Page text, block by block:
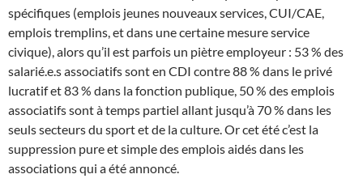
spécifiques (emplois jeunes nouveaux services, CUI/CAE,
emplois tremplins, et dans une certaine mesure service
civique), alors qu’il est parfois un piètre employeur : 53 % des
salarié.e.s associatifs sont en CDI contre 88 % dans le privé
lucratif et 83 % dans la fonction publique, 50 % des emplois
associatifs sont à temps partiel allant jusqu’à 70 % dans les
seuls secteurs du sport et de la culture. Or cet été c’est la
suppression pure et simple des emplois aidés dans les
associations qui a été annoncé.